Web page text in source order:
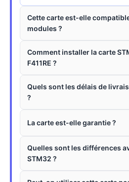
Cette carte est-elle
modules ?
Comment installer la carte
F411RE ?
Quels sont les délais de
?
La carte est-elle garantie ?
Quelles sont les différences
STM32 ?